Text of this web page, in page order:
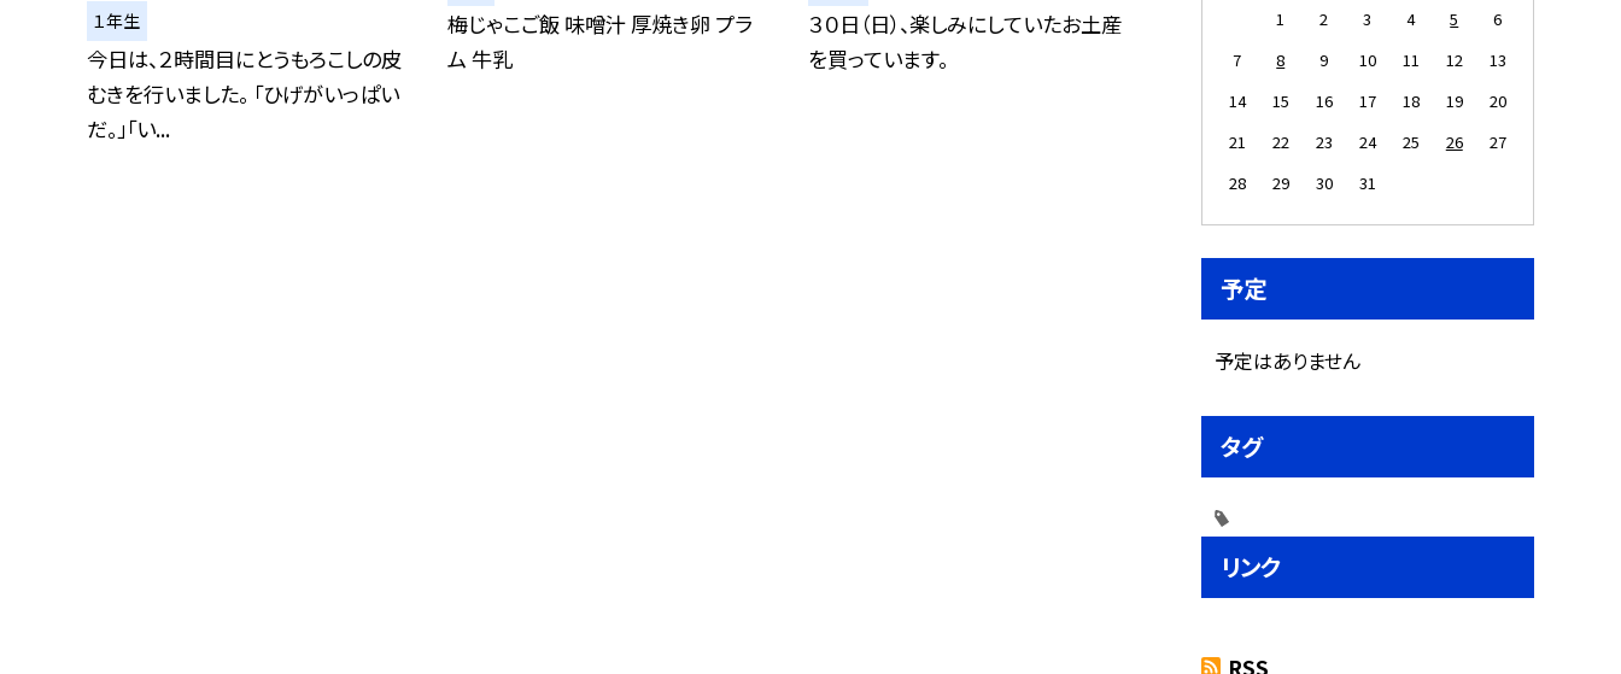
１年生
今日は、２時間目にとうもろこしの皮
むきを行いました。 「ひげがいっぱい
だ。」「い...
梅じゃこご飯 味噌汁 厚焼き卵 プラ
ム 牛乳
３０日（日）、楽しみにしていたお土産
を買っています。
1 2 3 4 5
6
7
8 9 10 11 12
13
14
15 16 17 18 19
20
21
22 23 24 25 26
27
28
29 30 31
予定
予定はありません
タグ
リンク
RSS